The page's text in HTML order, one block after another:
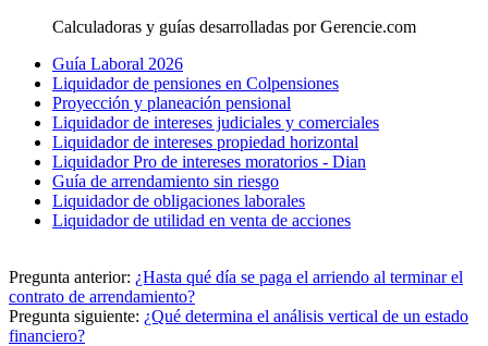
Calculadoras y guías desarrolladas por Gerencie.com
Guía Laboral 2026
Liquidador de pensiones en Colpensiones
Proyección y planeación pensional
Liquidador de intereses judiciales y comerciales
Liquidador de intereses propiedad horizontal
Liquidador Pro de intereses moratorios - Dian
Guía de arrendamiento sin riesgo
Liquidador de obligaciones laborales
Liquidador de utilidad en venta de acciones
Pregunta anterior: ¿Hasta qué día se paga el arriendo al terminar el
contrato de arrendamiento?
Pregunta siguiente: ¿Qué determina el análisis vertical de un estado
financiero?